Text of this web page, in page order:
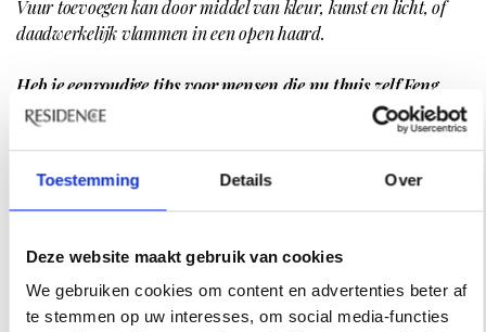
Toestemming Details Over
Deze website maakt gebruik van cookies
We gebruiken cookies om content en advertenties beter af
te stemmen op uw interesses, om social media-functies
Vuur toevoegen kan door middel van kleur, kunst en licht, of
daadwerkelijk vlammen in een open haard.
Heb je eenvoudige tips voor mensen die nu thuis zelf Feng
Shui willen toepassen in hun interieur?
rondslingerende prullaria op in kasten. Creëer een entree
die er vriendelijk uitziet, zodat je het gevoel krijgt dat je
het is een aards element, hetgeen ervoor zorgt dat het je
vasthoudt op moment dat je juist door wilt stromen.
2.Goede verlichting. Het is belangrijk dat er op de juiste